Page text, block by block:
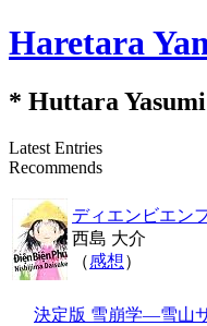
Haretara
* Huttara
Latest Entries
Recommends
ディエンビエン
西島 大介
（感想）
決定版 雪崩学―雪山